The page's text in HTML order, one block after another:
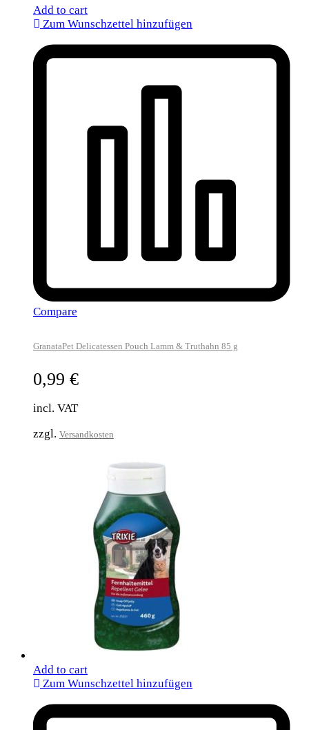
Add to cart
Zum Wunschzettel hinzufügen
Compare
GranataPet Delicatessen Pouch Lamm & Truthahn 85 g
0,99 €
incl. VAT
zzgl. Versandkosten
Add to cart
Zum Wunschzettel hinzufügen